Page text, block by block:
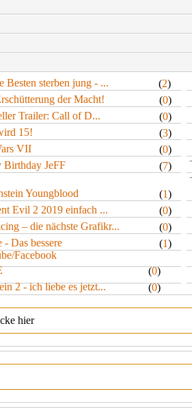
Besten sterben jung - ... (2)
der Macht! (0)
Trailer: Call of D... (0)
15! (3)
VII (0)
Birthday JeFF (7)
Youngblood (1)
Evil 2 2019 einfach ... (0)
– die nächste Grafikr... (0)
- Das bessere
Facebook
(1)
(0)
2 - ich liebe es jetzt... (0)
hier